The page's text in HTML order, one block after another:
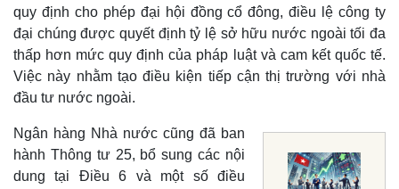
quy định cho phép đại hội đồng cổ đông, điều lệ công ty
đại chúng được quyết định tỷ lệ sở hữu nước ngoài tối đa
thấp hơn mức quy định của pháp luật và cam kết quốc tế.
Việc này nhằm tạo điều kiện tiếp cận thị trường với nhà
đầu tư nước ngoài.
Ngân hàng Nhà nước cũng đã ban
hành Thông tư 25, bổ sung các nội
dung tại Điều 6 và một số điều